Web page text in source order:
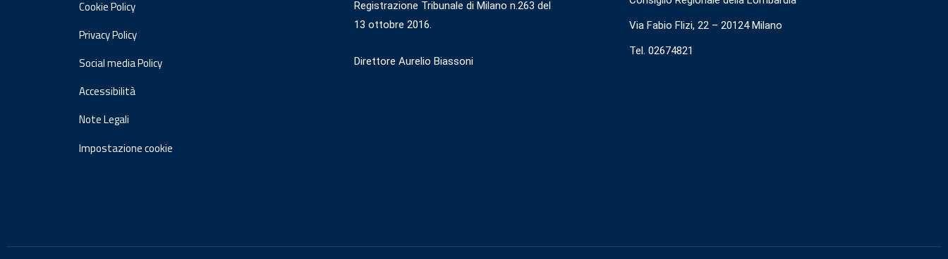
Cookie Policy
Privacy Policy
Social media Policy
Accessibilità
Note Legali
Impostazione cookie
Registrazione Tribunale di Milano n.263 del
13 ottobre 2016.
Direttore Aurelio Biassoni
Via Fabio Flizi, 22 – 20124 Milano
Tel. 02674821